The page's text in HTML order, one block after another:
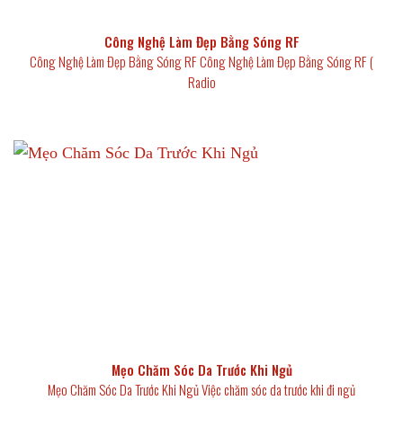
Công Nghệ Làm Đẹp Bằng Sóng RF
Công Nghệ Làm Đẹp Bằng Sóng RF Công Nghệ Làm Đẹp Bằng Sóng RF (
Radio
Mẹo Chăm Sóc Da Trước Khi Ngủ
Mẹo Chăm Sóc Da Trước Khi Ngủ Việc chăm sóc da trước khi đi ngủ